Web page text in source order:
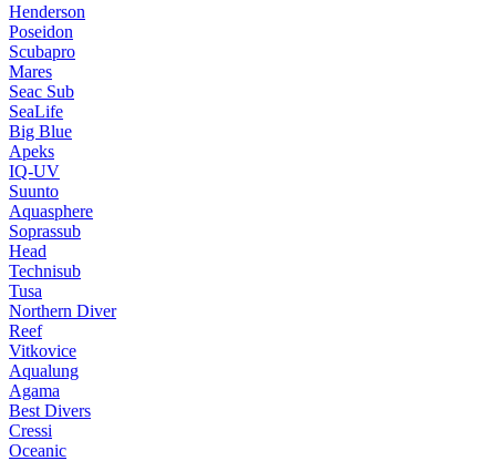
Henderson
Poseidon
Scubapro
Mares
Seac Sub
SeaLife
Big Blue
Apeks
IQ-UV
Suunto
Aquasphere
Soprassub
Head
Technisub
Tusa
Northern Diver
Reef
Vitkovice
Aqualung
Agama
Best Divers
Cressi
Oceanic